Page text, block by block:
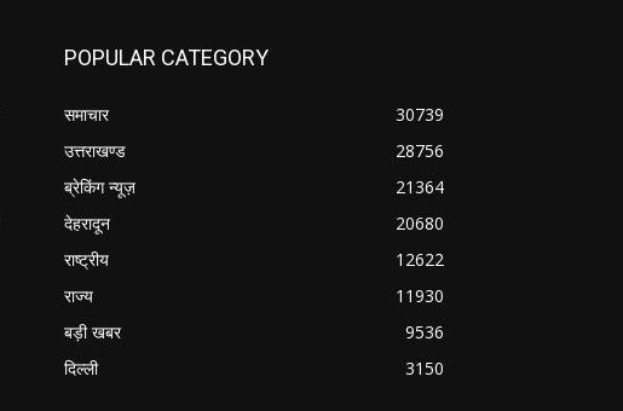
POPULAR CATEGORY
समाचार
30739
उत्तराखण्ड
28756
ब्रेकिंग न्यूज़
21364
देहरादून
20680
राष्ट्रीय
12622
राज्य
11930
बड़ी खबर
9536
दिल्ली
3150